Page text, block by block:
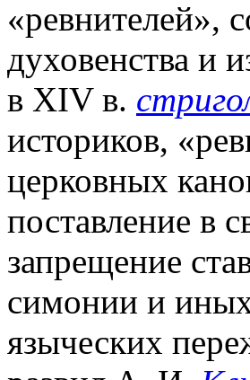
«ревнителей»,
духовенства и
в XIV в.
историков,
церковных
поставление в
запрещение
симонии и иных
языческих